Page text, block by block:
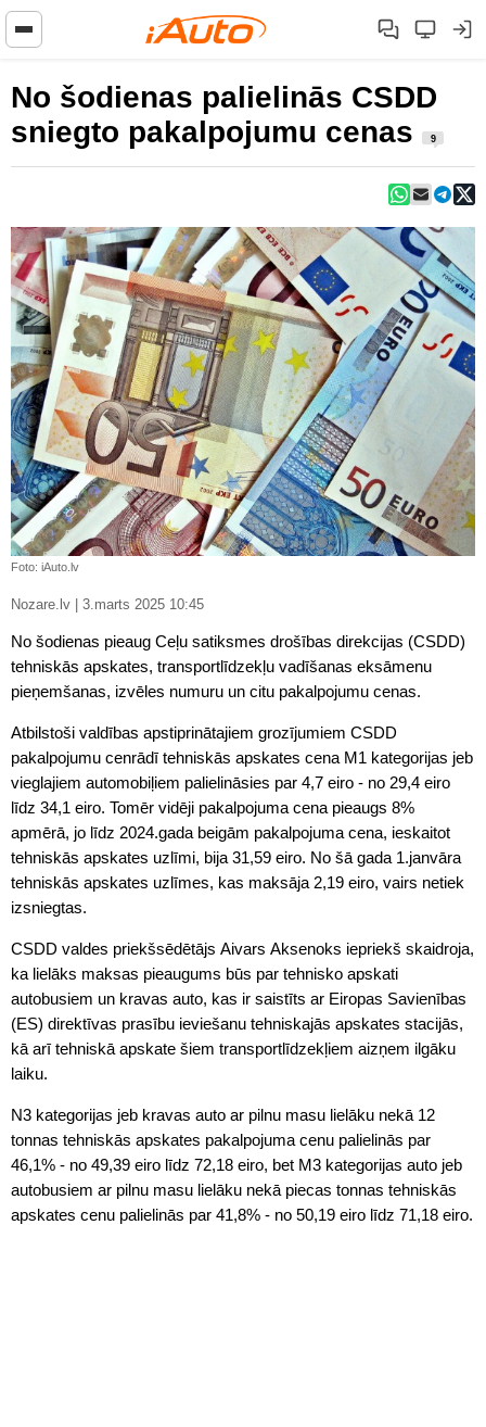
No šodienas palielinās CSDD
sniegto pakalpojumu cenas
9
Foto: iAuto.lv
Nozare.lv | 3.marts 2025 10:45
No šodienas pieaug Ceļu satiksmes drošības direkcijas (CSDD)
tehniskās apskates, transportlīdzekļu vadīšanas eksāmenu
pieņemšanas, izvēles numuru un citu pakalpojumu cenas.
Atbilstoši valdības apstiprinātajiem grozījumiem CSDD
pakalpojumu cenrādī tehniskās apskates cena M1 kategorijas jeb
vieglajiem automobiļiem palielināsies par 4,7 eiro - no 29,4 eiro
līdz 34,1 eiro. Tomēr vidēji pakalpojuma cena pieaugs 8%
apmērā, jo līdz 2024.gada beigām pakalpojuma cena, ieskaitot
tehniskās apskates uzlīmi, bija 31,59 eiro. No šā gada 1.janvāra
tehniskās apskates uzlīmes, kas maksāja 2,19 eiro, vairs netiek
izsniegtas.
CSDD valdes priekšsēdētājs Aivars Aksenoks iepriekš skaidroja,
ka lielāks maksas pieaugums būs par tehnisko apskati
autobusiem un kravas auto, kas ir saistīts ar Eiropas Savienības
(ES) direktīvas prasību ieviešanu tehniskajās apskates stacijās,
kā arī tehniskā apskate šiem transportlīdzekļiem aizņem ilgāku
laiku.
N3 kategorijas jeb kravas auto ar pilnu masu lielāku nekā 12
tonnas tehniskās apskates pakalpojuma cenu palielinās par
46,1% - no 49,39 eiro līdz 72,18 eiro, bet M3 kategorijas auto jeb
autobusiem ar pilnu masu lielāku nekā piecas tonnas tehniskās
apskates cenu palielinās par 41,8% - no 50,19 eiro līdz 71,18 eiro.